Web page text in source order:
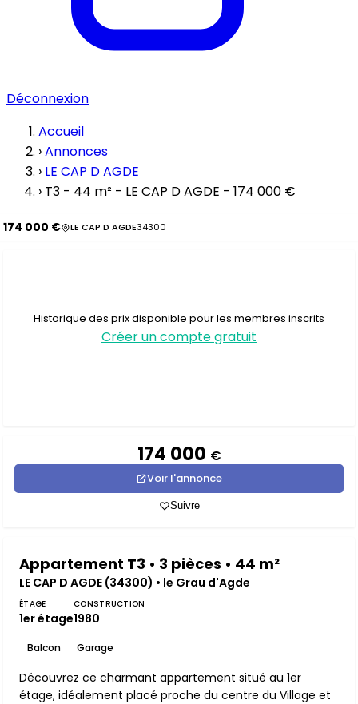
Déconnexion
Accueil
›Annonces
› LE CAP D AGDE
› T3 - 44 m² - LE CAP D AGDE - 174 000 €
174 000 € LE CAP D AGDE34300
Historique des prix disponible pour les membres inscrits
Créer un compte gratuit
174 000 €
Voir l'annonce
Suivre
Appartement T3 • 3 pièces • 44 m²
LE CAP D AGDE (34300) • le Grau d'Agde
ÉTAGE
1er étage
CONSTRUCTION
1980
Balcon Garage
Découvrez ce charmant appartement situé au 1er
étage, idéalement placé proche du centre du Village et